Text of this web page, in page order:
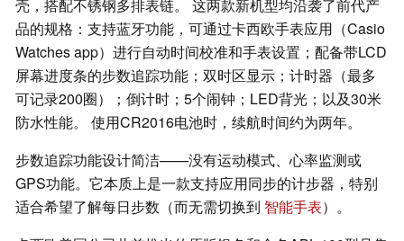
壳，搭配不锈钢多排表链。 这两款新机型均沿袭了前代产
品的规格：支持蓝牙功能，可通过卡西欧手表应用（Casio
Watches app）进行自动时间校准和手表设置；配备带LCD
屏幕进度条的步数追踪功能；双时区显示；计时器（最多
可记录200圈）；倒计时；5个闹钟；LED背光；以及30米
防水性能。 使用CR2016电池时，续航时间约为两年。
步数追踪功能设计简洁——没有运动模式、心率监测或
GPS功能。它本质上是一款支持应用同步的计步器，特别
适合希望了解每日步数（而无需切换到 智能手表）。